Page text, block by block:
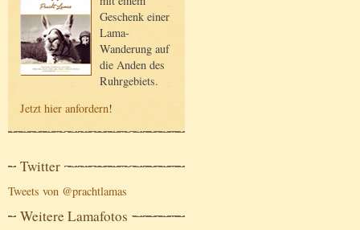
Geschenk einer
Lama-
Wanderung auf
die Anden des
Ruhrgebiets.
Jetzt hier anfordern!
Twitter
Tweets von @prachtlamas
Weitere Lamafotos